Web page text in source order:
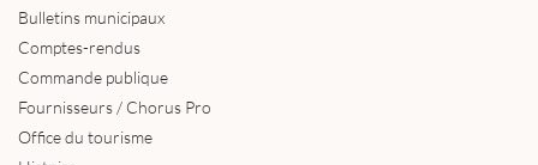
Bulletins municipaux
Comptes-rendus
Commande publique
Fournisseurs / Chorus Pro
Office du tourisme